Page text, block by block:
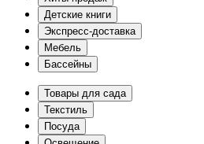
Детские книги
Экспресс-доставка
Мебель
Бассейны
Товары для сада
Текстиль
Посуда